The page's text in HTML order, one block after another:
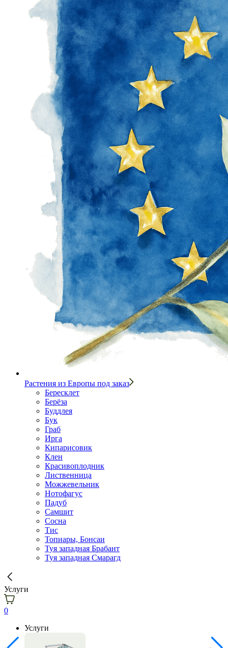
Растения из Европы под заказ
Бересклет
Берёза
Буддлея
Бук
Граб
Ирга
Кипарисовик
Клен
Красивоплодник
Лиственница
Можжевельник
Нотофагус
Падуб
Самшит
Сосна
Тис
Топиары, Бонсаи
Туя западная Брабант
Туя западная Смарагд
Услуги
0
Услуги